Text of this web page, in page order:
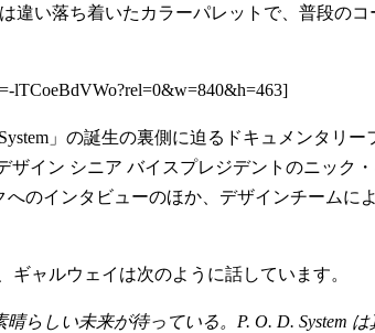
違い落ち着いたカラーパレットで、普段のコ
lTCoeBdVWo?rel=0&w=840&h=463]
」の誕生の裏側に迫るドキュメンタリー
ザイン シニア バイスプレジデントのニック
のインタビューのほか、デザインチームに
ギャルウェイは次のように話しています。
らしい未来が待っている。P. O. D. System